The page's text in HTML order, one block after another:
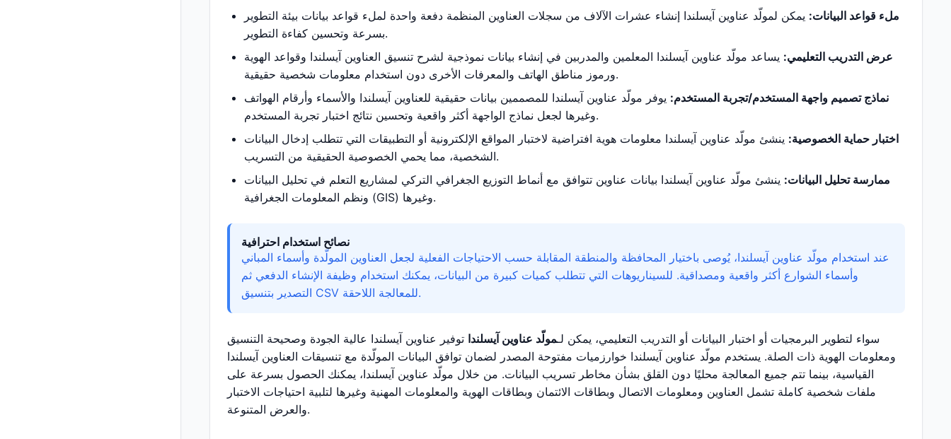
ملء قواعد البيانات: يمكن لمولّد عناوين آيسلندا إنشاء عشرات الآلاف من سجلات العناوين المنظمة دفعة واحدة لملء قواعد بيانات بيئة التطوير
بسرعة وتحسين كفاءة التطوير.
عرض التدريب التعليمي: يساعد مولّد عناوين آيسلندا المعلمين والمدربين في إنشاء بيانات نموذجية لشرح تنسيق العناوين آيسلندا وقواعد الهوية
ورموز مناطق الهاتف والمعرفات الأخرى دون استخدام معلومات شخصية حقيقية.
نماذج تصميم واجهة المستخدم/تجربة المستخدم: يوفر مولّد عناوين آيسلندا للمصممين بيانات حقيقية للعناوين آيسلندا والأسماء وأرقام الهواتف
وغيرها لجعل نماذج الواجهة أكثر واقعية وتحسين نتائج اختبار تجربة المستخدم.
اختبار حماية الخصوصية: ينشئ مولّد عناوين آيسلندا معلومات هوية افتراضية لاختبار المواقع الإلكترونية أو التطبيقات التي تتطلب إدخال البيانات
الشخصية، مما يحمي الخصوصية الحقيقية من التسريب.
ممارسة تحليل البيانات: ينشئ مولّد عناوين آيسلندا بيانات عناوين تتوافق مع أنماط التوزيع الجغرافي التركي لمشاريع التعلم في تحليل البيانات
ونظم المعلومات الجغرافية (GIS) وغيرها.
نصائح استخدام احترافية
عند استخدام مولّد عناوين آيسلندا، يُوصى باختيار المحافظة والمنطقة المقابلة حسب الاحتياجات الفعلية لجعل العناوين المولّدة وأسماء المباني
وأسماء الشوارع أكثر واقعية ومصداقية. للسيناريوهات التي تتطلب كميات كبيرة من البيانات، يمكنك استخدام وظيفة الإنشاء الدفعي ثم
التصدير بتنسيق CSV للمعالجة اللاحقة.
سواء لتطوير البرمجيات أو اختبار البيانات أو التدريب التعليمي، يمكن لـمولّد عناوين آيسلندا توفير عناوين آيسلندا عالية الجودة وصحيحة التنسيق
ومعلومات الهوية ذات الصلة. يستخدم مولّد عناوين آيسلندا خوارزميات مفتوحة المصدر لضمان توافق البيانات المولّدة مع تنسيقات العناوين آيسلندا
القياسية، بينما تتم جميع المعالجة محليًا دون القلق بشأن مخاطر تسريب البيانات. من خلال مولّد عناوين آيسلندا، يمكنك الحصول بسرعة على
ملفات شخصية كاملة تشمل العناوين ومعلومات الاتصال وبطاقات الائتمان وبطاقات الهوية والمعلومات المهنية وغيرها لتلبية احتياجات الاختبار
والعرض المتنوعة.